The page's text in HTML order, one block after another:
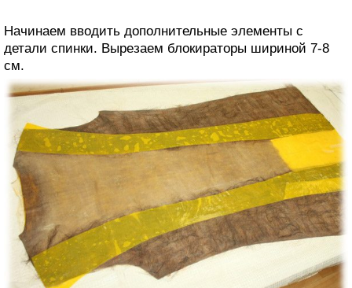
Начинаем вводить дополнительные элементы с
детали спинки. Вырезаем блокираторы шириной 7-8
см.